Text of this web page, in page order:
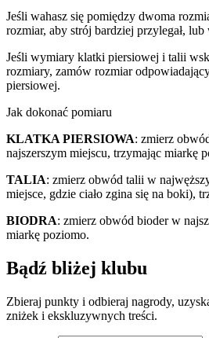
Jeśli wahasz się pomiędzy dwoma
rozmiar, aby strój bardziej przylegał,
Jeśli wymiary klatki piersiowej i talii
rozmiary, zamów rozmiar
piersiowej.
Jak dokonać pomiaru
KLATKA PIERSIOWA: zmierz
najszerszym miejscu, trzymając miarkę
TALIA: zmierz obwód talii w
miejsce, gdzie ciało zgina się na boki),
BIODRA: zmierz obwód bioder w
miarkę poziomo.
Bądź bliżej klubu
Zbieraj punkty i odbieraj nagrody,
zniżek i ekskluzywnych treści.